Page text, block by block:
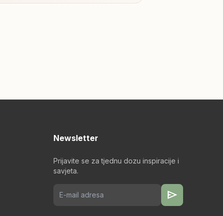
Newsletter
Prijavite se za tjednu dozu inspiracije i
savjeta.
send